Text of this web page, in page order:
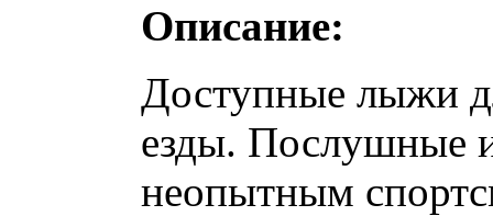
Описание:
Доступные лыжи
езды. Послушные
неопытным